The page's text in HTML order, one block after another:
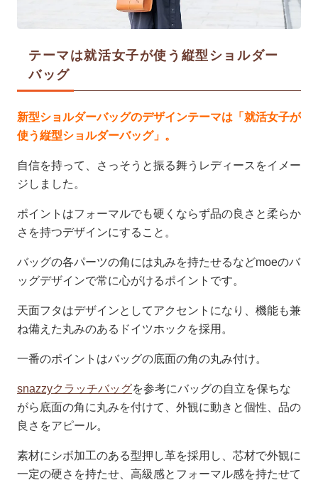
テーマは就活女子が使う縦型ショルダー
バッグ
新型ショルダーバッグのデザインテーマは「就活女子が
使う縦型ショルダーバッグ」。
自信を持って、さっそうと振る舞うレディースをイメー
ジしました。
ポイントはフォーマルでも硬くならず品の良さと柔らか
さを持つデザインにすること。
バッグの各パーツの角には丸みを持たせるなどmoeのバ
ッグデザインで常に心がけるポイントです。
天面フタはデザインとしてアクセントになり、機能も兼
ね備えた丸みのあるドイツホックを採用。
一番のポイントはバッグの底面の角の丸み付け。
snazzyクラッチバッグを参考にバッグの自立を保ちな
がら底面の角に丸みを付けて、外観に動きと個性、品の
良さをアピール。
素材にシボ加工のある型押し革を採用し、芯材で外観に
一定の硬さを持たせ、高級感とフォーマル感を持たせて